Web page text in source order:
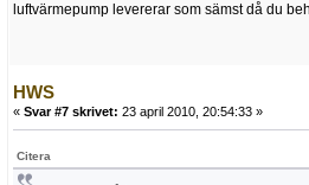
luftvärmepump levererar som sämst då du
HWS
« Svar #7 skrivet: 23 april 2010, 20:54:33 »
Citera